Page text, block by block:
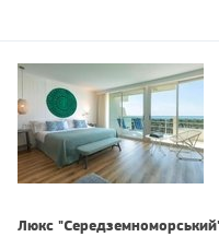
Люкс